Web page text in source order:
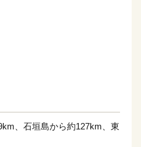
、石垣島から約127km、東